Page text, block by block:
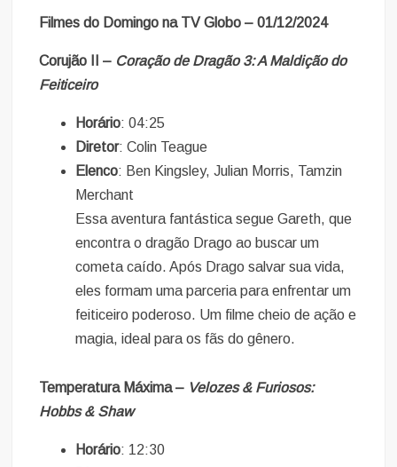
Filmes do Domingo na TV Globo – 01/12/2024
Corujão II – Coração de Dragão 3: A Maldição do
Feiticeiro
Horário: 04:25
Diretor: Colin Teague
Elenco: Ben Kingsley, Julian Morris, Tamzin
Merchant
Essa aventura fantástica segue Gareth, que
encontra o dragão Drago ao buscar um
cometa caído. Após Drago salvar sua vida,
eles formam uma parceria para enfrentar um
feiticeiro poderoso. Um filme cheio de ação e
magia, ideal para os fãs do gênero.
Temperatura Máxima – Velozes & Furiosos:
Hobbs & Shaw
Horário: 12:30